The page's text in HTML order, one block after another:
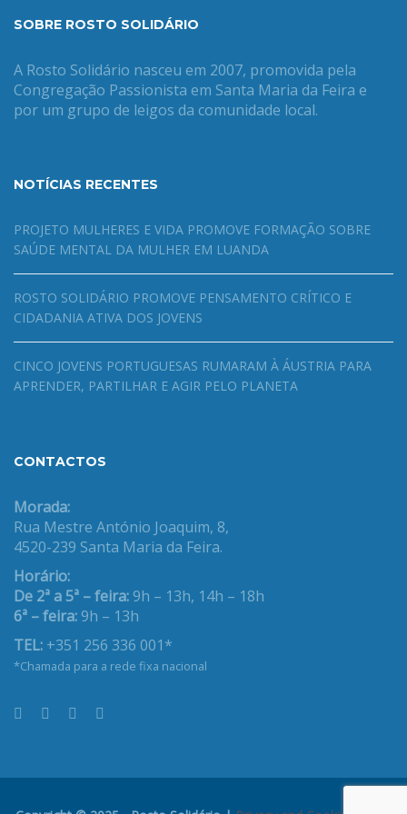
SOBRE ROSTO SOLIDÁRIO
A Rosto Solidário nasceu em 2007, promovida pela
Congregação Passionista em Santa Maria da Feira e
por um grupo de leigos da comunidade local.
NOTÍCIAS RECENTES
PROJETO MULHERES E VIDA PROMOVE FORMAÇÃO SOBRE
SAÚDE MENTAL DA MULHER EM LUANDA
ROSTO SOLIDÁRIO PROMOVE PENSAMENTO CRÍTICO E
CIDADANIA ATIVA DOS JOVENS
CINCO JOVENS PORTUGUESAS RUMARAM À ÁUSTRIA PARA
APRENDER, PARTILHAR E AGIR PELO PLANETA
CONTACTOS
Morada:
Rua Mestre António Joaquim, 8,
4520-239 Santa Maria da Feira.
Horário:
De 2ª a 5ª – feira: 9h – 13h, 14h – 18h
6ª – feira: 9h – 13h
TEL: +351 256 336 001*
*Chamada para a rede fixa nacional